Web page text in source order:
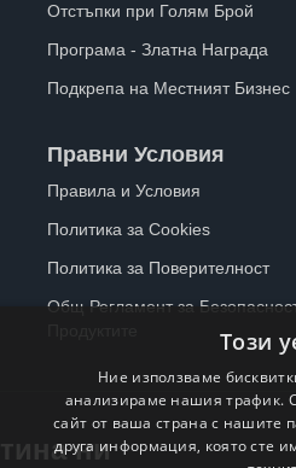
Отстъпки при Голям Брой
Програма - Златна Награда
Подкрепа на Местният Бизнес
Правни Условия
Правила и Условия
Политика за Cookies
Политика за Поверителност
Общ Регламент за
ни
Този
Ние използваме
анализираме нашия трафик.
сайт от ваша страна с нашите
друга информация, която сте